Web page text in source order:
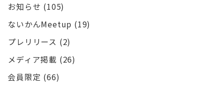
お知らせ (105)
ないかんMeetup (19)
プレリリース (2)
メディア掲載 (26)
会員限定 (66)